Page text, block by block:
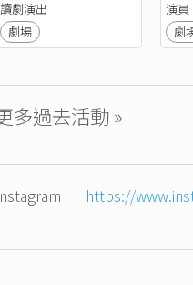
讀劇演出
劇場
演員
劇
多過去活動 »
https://